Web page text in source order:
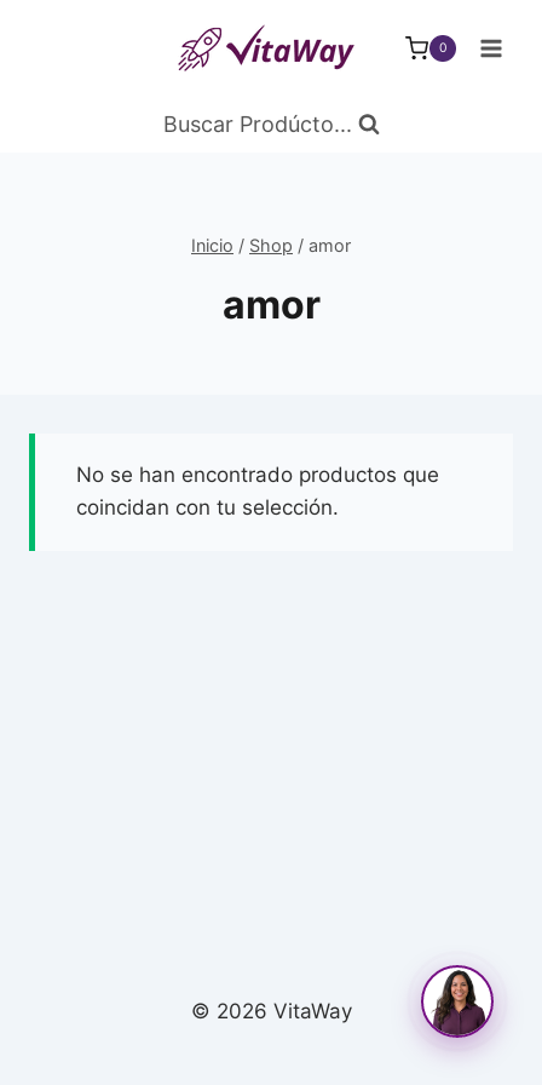
0
Buscar Prodúcto...
Inicio / Shop / amor
amor
No se han encontrado productos que
coincidan con tu selección.
© 2026 VitaWay